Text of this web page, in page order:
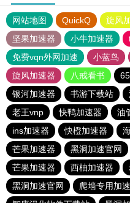
网站地图 QuickQ 旋风
坚果加速器
小牛加速器
免费vqn外网加速
小蓝鸟
旋风加速器
八戒看书
银河加速器
书游下载站
老王vnp
快鸭加速器 油
ins加速器
快橙加速器
芒果加速器
黑洞加速官网
芒果加速器
西柚加速器
黑洞加速官网
爬墙专用加